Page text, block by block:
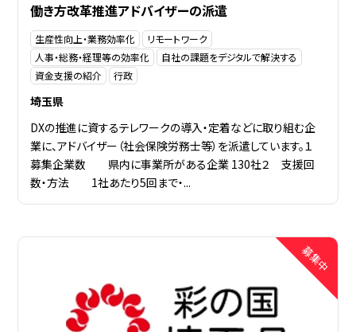
働き方改革推進アドバイザーの派遣
生産性向上・業務効率化
リモートワーク
人事・総務・経理等の効率化
自社の課題をデジタルで解決する
資金支援の紹介
行政
埼玉県
DXの推進に資するテレワークの導入・定着などに取り組む企
業に、アドバイザー（社会保険労務士等）を派遣しています。１
募集企業数 県内に事業所がある企業 130社２ 支援回
数・方法 1社あたり5回まで・...